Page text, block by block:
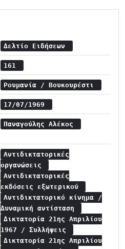
Δελτίο Ειδήσεων
161
Ρουμανία / Βουκουρέστι
17/07/1969
Παναγούλης Αλέκος
Αντιδικτατορικές
οργανώσεις
Αντιδικτατορικές
εκδόσεις εξωτερικού
Αντιδικτατορικό κίνημα /
Δυναμική αντίσταση
Δικτατορία 21ης Απριλίου
1967 / Συλλήψεις
Δικτατορία 21ης Απριλίου